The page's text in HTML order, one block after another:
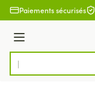
Aller au contenu
Paiements sécurisés
Menu
Rechercher